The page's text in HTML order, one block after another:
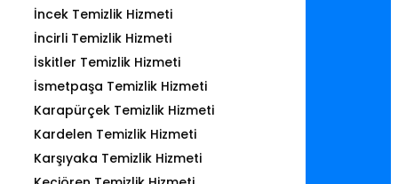
İncek Temizlik Hizmeti
İncirli Temizlik Hizmeti
İskitler Temizlik Hizmeti
İsmetpaşa Temizlik Hizmeti
Karapürçek Temizlik Hizmeti
Kardelen Temizlik Hizmeti
Karşıyaka Temizlik Hizmeti